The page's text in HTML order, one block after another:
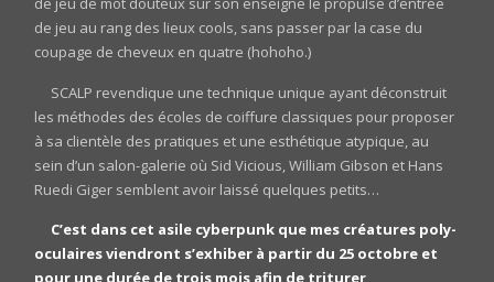
de jeu au rang des lieux cools, sans passer par la case du
coupage de cheveux en quatre (hohoho.)
SCALP revendique une technique unique ayant déconstruit
les méthodes des écoles de coiffure classiques pour proposer
à sa clientèle des pratiques et une esthétique atypique, au
sein d’un salon-galerie où Sid Vicious, William Gibson et Hans
Ruedi Giger semblent avoir laissé quelques petits…
C’est dans cet asile cyberpunk que mes créatures poly-
oculaires viendront s’exhiber à partir du 25 octobre et
pour une durée de trois mois afin de triturer